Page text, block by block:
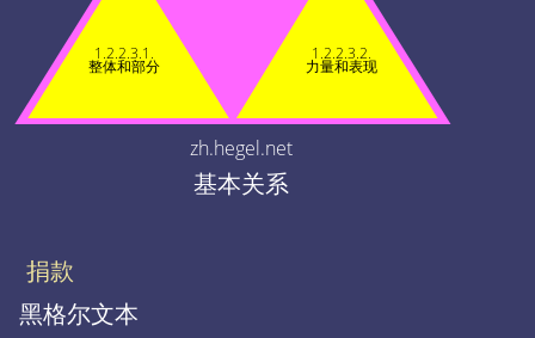
1.2.2.3.1.
整体和部分
1.2.2.3.2.
力量和表现
zh.hegel.net
基本关系
捐款
黑格尔文本